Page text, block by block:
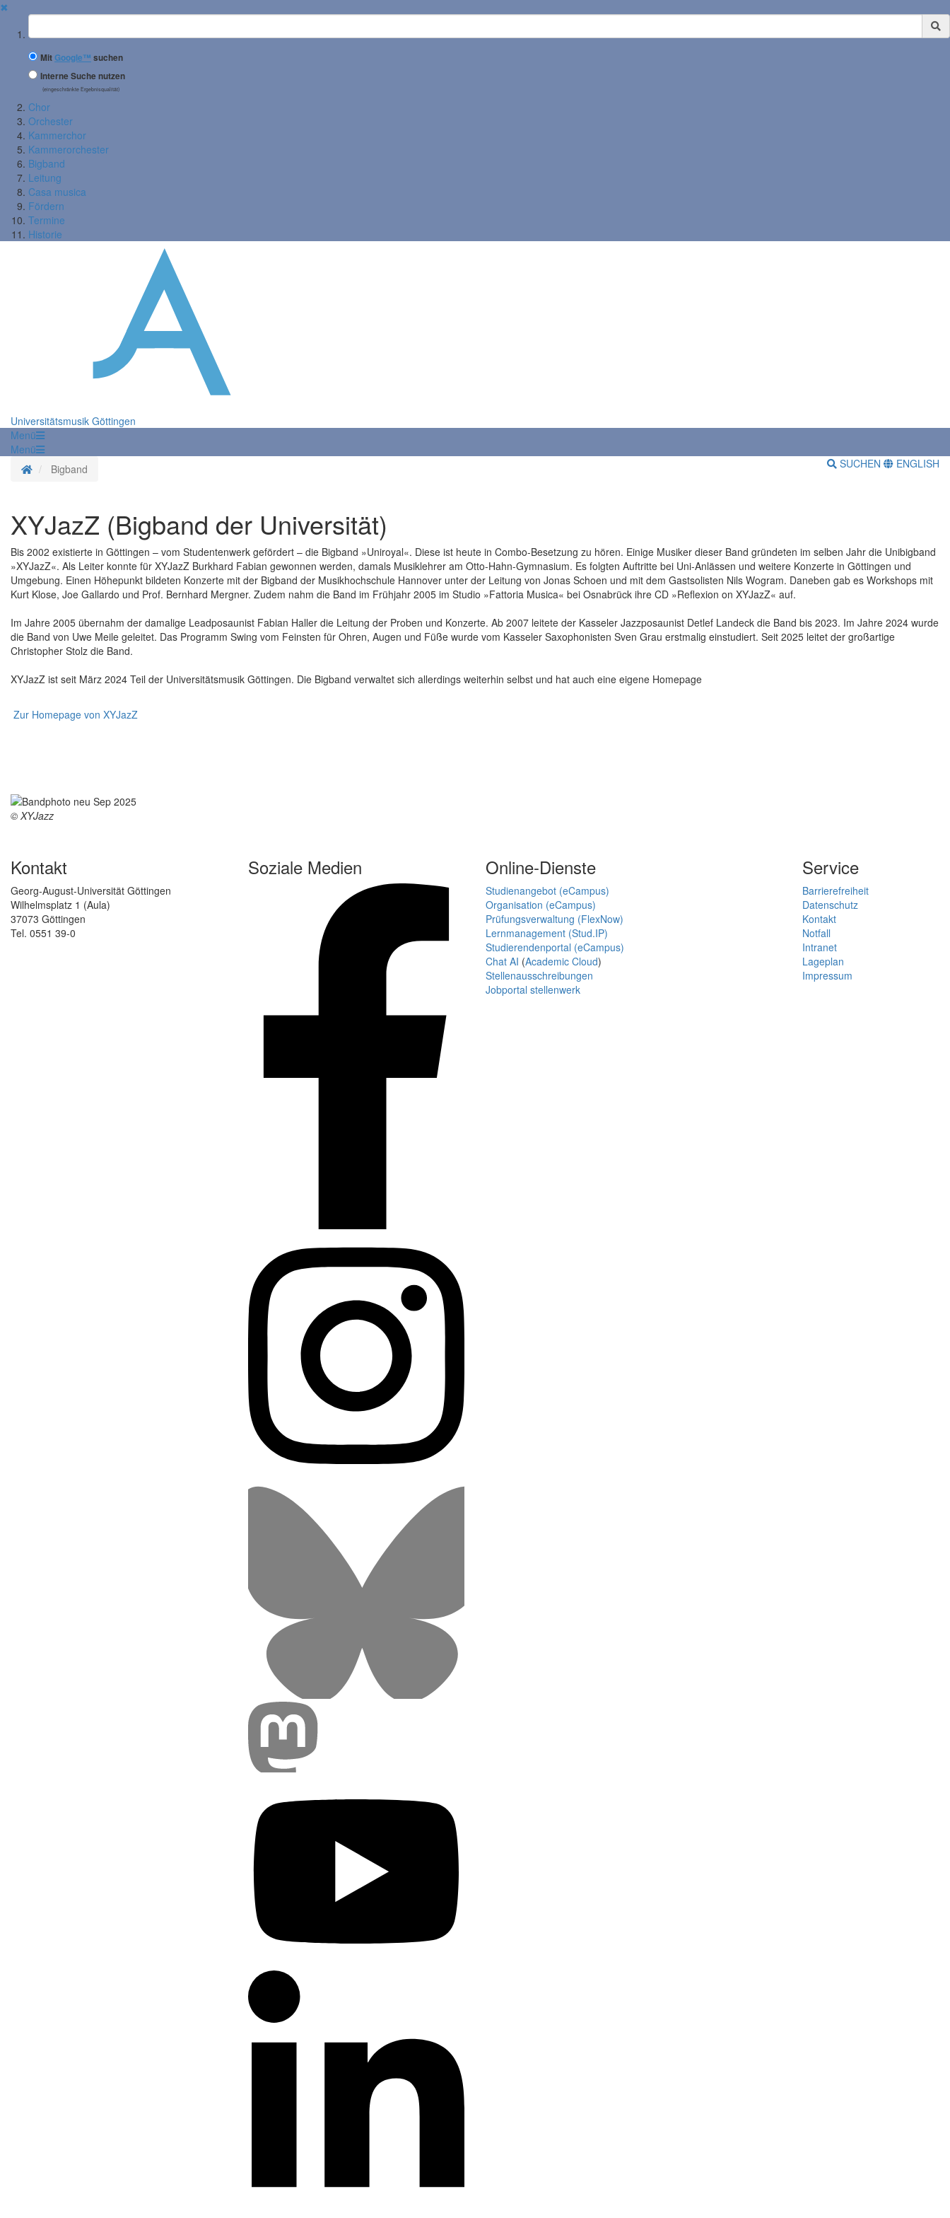
✖
Suchbegriff
MitGoogle™ suchen
Interne Suche nutzen
(eingeschränkte Ergebnisqualität)
Chor
Orchester
Kammerchor
Kammerorchester
Bigband
Leitung
Casa musica
Fördern
Termine
Historie
Universitätsmusik Göttingen
Menü
Menü
Startseite
Bigband SUCHEN ENGLISH
XYJazZ (Bigband der Universität)
Bis 2002 existierte in Göttingen – vom Studentenwerk gefördert – die Bigband »Uniroyal«. Diese ist heute in Combo-Besetzung zu hören. Einige Musiker dieser Band gründeten im selben Jahr die Unibigband
»XYJazZ«. Als Leiter konnte für XYJazZ Burkhard Fabian gewonnen werden, damals Musiklehrer am Otto-Hahn-Gymnasium. Es folgten Auftritte bei Uni-Anlässen und weitere Konzerte in Göttingen und
Umgebung. Einen Höhepunkt bildeten Konzerte mit der Bigband der Musikhochschule Hannover unter der Leitung von Jonas Schoen und mit dem Gastsolisten Nils Wogram. Daneben gab es Workshops mit
Kurt Klose, Joe Gallardo und Prof. Bernhard Mergner. Zudem nahm die Band im Frühjahr 2005 im Studio »Fattoria Musica« bei Osnabrück ihre CD »Reflexion on XYJazZ« auf.
Im Jahre 2005 übernahm der damalige Leadposaunist Fabian Haller die Leitung der Proben und Konzerte. Ab 2007 leitete der Kasseler Jazzposaunist Detlef Landeck die Band bis 2023. Im Jahre 2024 wurde
die Band von Uwe Meile geleitet. Das Programm Swing vom Feinsten für Ohren, Augen und Füße wurde vom Kasseler Saxophonisten Sven Grau erstmalig einstudiert. Seit 2025 leitet der großartige
Christopher Stolz die Band.
XYJazZ ist seit März 2024 Teil der Universitätsmusik Göttingen. Die Bigband verwaltet sich allerdings weiterhin selbst und hat auch eine eigene Homepage
Zur Homepage von XYJazZ
© XYJazz
Kontakt
Georg-August-Universität Göttingen
Wilhelmsplatz 1 (Aula)
37073 Göttingen
Tel. 0551 39-0
Soziale Medien Online-Dienste
Studienangebot (eCampus)
Organisation (eCampus)
Prüfungsverwaltung (FlexNow)
Lernmanagement (Stud.IP)
Studierendenportal (eCampus)
Chat AI (Academic Cloud)
Stellenausschreibungen
Jobportal stellenwerk
Service
Barrierefreiheit
Datenschutz
Kontakt
Notfall
Intranet
Lageplan
Impressum